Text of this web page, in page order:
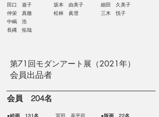
田口 遊子
仲栄 真徹
中嶋 浩
長縄 拓哉
坂本 由美子
松林 眞澄
細田 久美子
三木 悦子
第71回モダンアート展（2021年）
会員出品者
会員 204名